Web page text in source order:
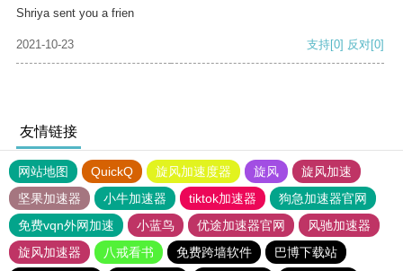
Shriya sent you a frien
2021-10-23 支持[0] 反对[0]
友情链接
网站地图 QuickQ 旋风加速度器 旋风
旋风加速
坚果加速器
小牛加速器 tiktok加速器
狗急加速器官网
免费vqn外网加速
小蓝鸟 优途加速器官网
风驰加速器
旋风加速器
八戒看书 免费跨墙软件
巴博下载站